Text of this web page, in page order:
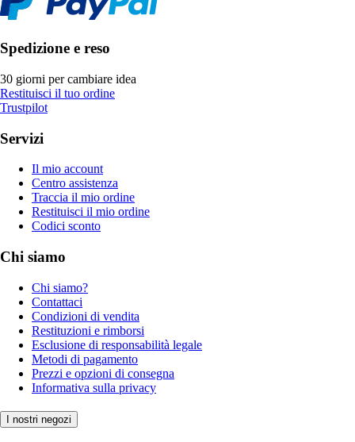
Spedizione e reso
30 giorni per cambiare idea
Restituisci il tuo ordine
Trustpilot
Servizi
Il mio account
Centro assistenza
Traccia il mio ordine
Restituisci il mio ordine
Codici sconto
Chi siamo
Chi siamo?
Contattaci
Condizioni di vendita
Restituzioni e rimborsi
Esclusione di responsabilità legale
Metodi di pagamento
Prezzi e opzioni di consegna
Informativa sulla privacy
I nostri negozi